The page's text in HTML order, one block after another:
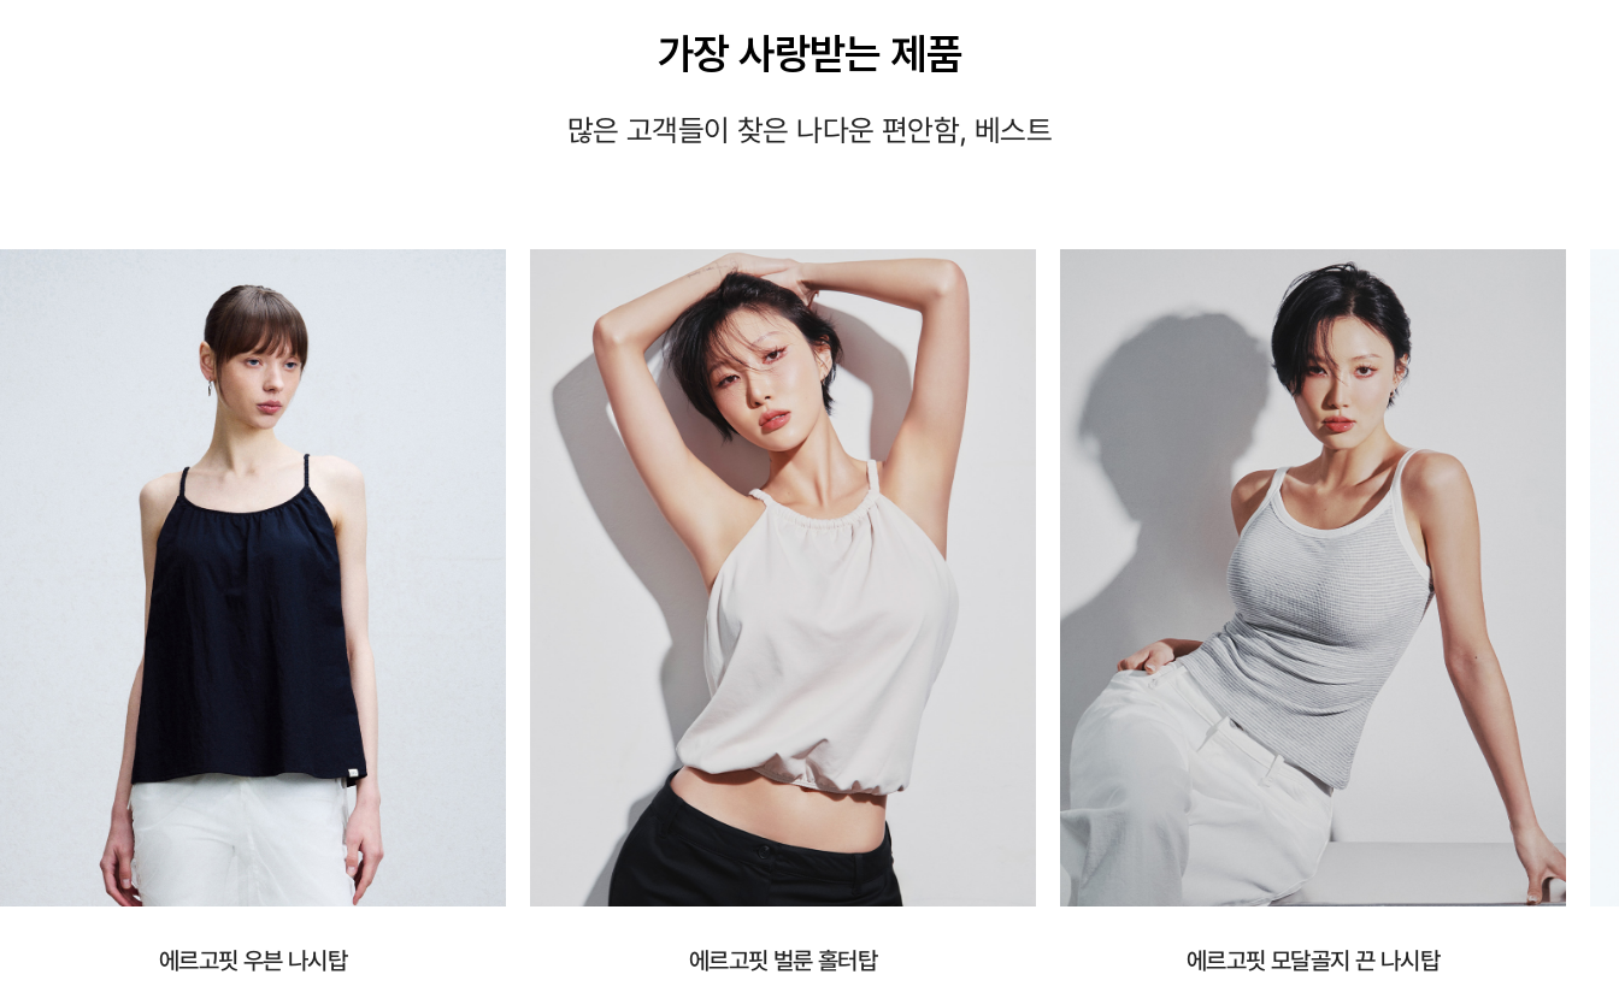
가장 사랑받는 제품
많은 고객들이 찾은 나다운 편안함, 베스트
에르고핏 우븐 나시탑 에르고핏 벌룬 홀터탑 에르고핏 모달골지 끈 나시탑